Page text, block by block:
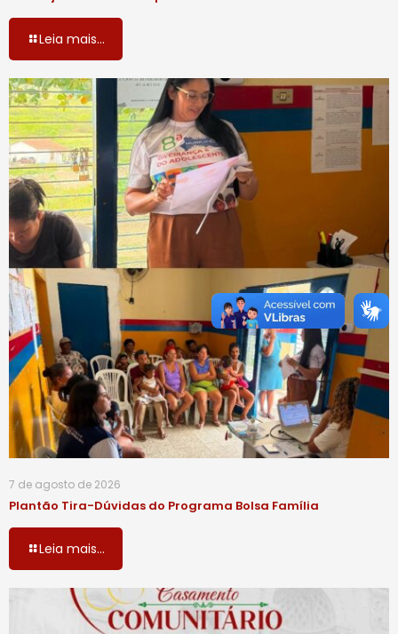
Leia mais...
7 de agosto de 2026
Plantão Tira-Dúvidas do Programa Bolsa Família
Leia mais...